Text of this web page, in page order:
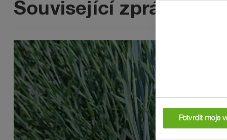
Související zprávy
Potvrdit moje